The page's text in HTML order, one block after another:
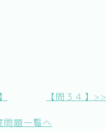
【問３４】>>
問題一覧へ